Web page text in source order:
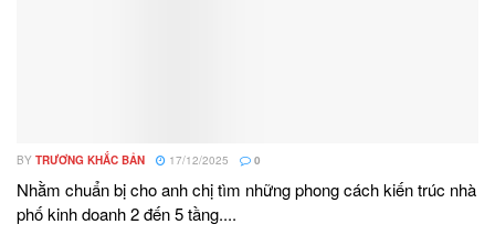
BY TRƯƠNG KHẮC BẢN 17/12/2025 0
Nhằm chuẩn bị cho anh chị tìm những phong cách kiến trúc nhà
phố kinh doanh 2 đến 5 tầng....